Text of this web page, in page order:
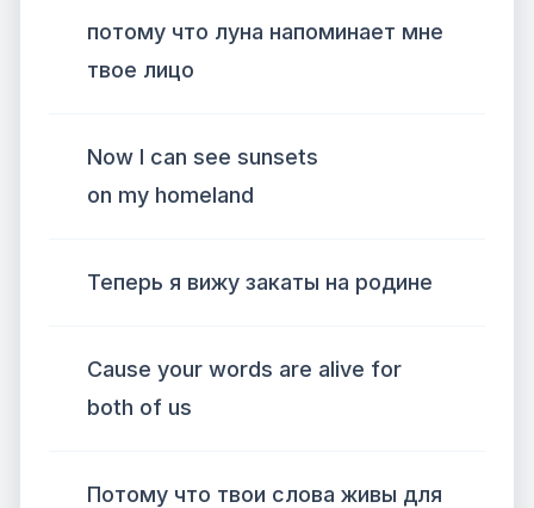
потому что луна напоминает мне
твое лицо
Now I can see sunsets
on my homeland
Теперь я вижу закаты на родине
Cause your words are alive for
both of us
Потому что твои слова живы для